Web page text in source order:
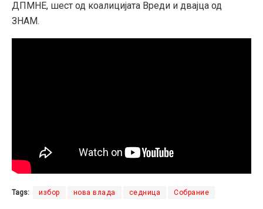
ДПМНЕ, шест од коалицијата Вреди и двајца од
ЗНАМ.
Tags: избор нова влада седница Собрание